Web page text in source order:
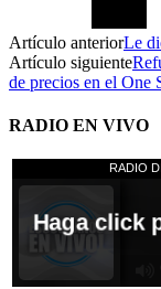
Artículo anteriorLe
Artículo siguiente
de precios en el One
RADIO EN VIVO